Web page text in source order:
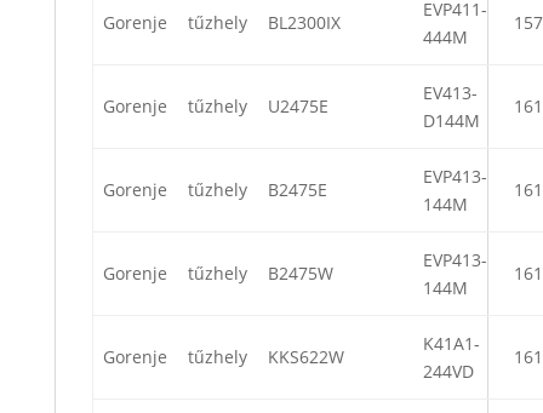
Gorenje tűzhely BL2300IX
EVP411-
444M
Gorenje tűzhely U2475E
EV413-
D144M
Gorenje tűzhely B2475E
EVP413-
144M
Gorenje tűzhely B2475W
EVP413-
144M
Gorenje tűzhely KKS622W
K41A1-
244VD